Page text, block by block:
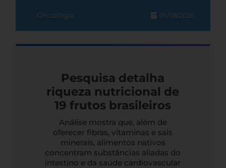
Oncologia 05/08/2026
Pesquisa detalha
riqueza nutricional de
19 frutos brasileiros
Análise mostra que, além de
oferecer fibras, vitaminas e sais
minerais, alimentos nativos
concentram substâncias aliadas do
intestino e da saúde cardiovascular